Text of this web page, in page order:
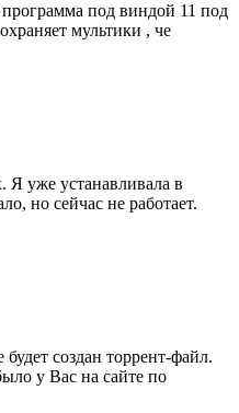
под виндой 11 под
мультики , че
Я уже устанавливала в
но сейчас не работает.
создан торрент-файл.
у Вас на сайте по